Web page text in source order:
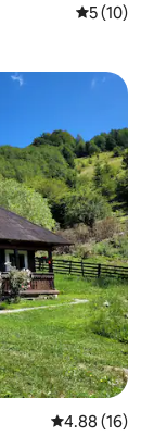
Ukadiriaji
5 (10)
Ukadiriaji wa
4.88 (16)